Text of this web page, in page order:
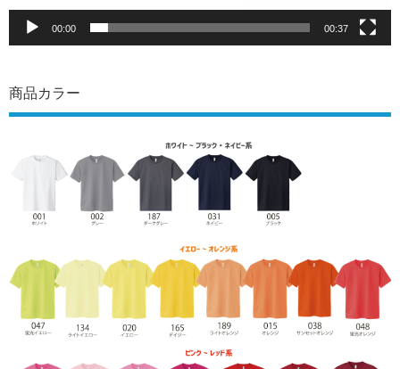
00:00 00:37
商品カラー